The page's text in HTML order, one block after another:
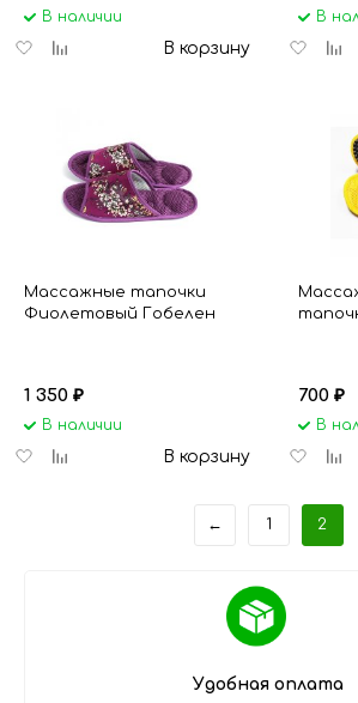
В наличии
Добавить
Добавить
В корзину
В
Массажные тапочки
Фиолетовый Гобелен
1 350 ₽
В наличии
Добавить
Добавить
В корзину
700 ₽
В
← 1 2
Удобная оплата